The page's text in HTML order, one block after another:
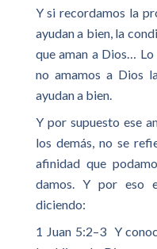
Y si recordamos la
ayudan a bien, la
que aman a Dios…
no amamos a Dios
ayudan a bien.
Y por supuesto ese
los demás, no se
afinidad que
damos. Y por eso
diciendo:
1 Juan 5:2–3 Y